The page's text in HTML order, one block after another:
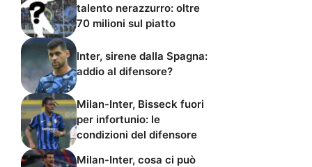
talento nerazzurro: oltre
70 milioni sul piatto
Inter, sirene dalla Spagna:
addio al difensore?
Milan-Inter, Bisseck fuori
per infortunio: le
condizioni del difensore
Milan-Inter, cosa ci può